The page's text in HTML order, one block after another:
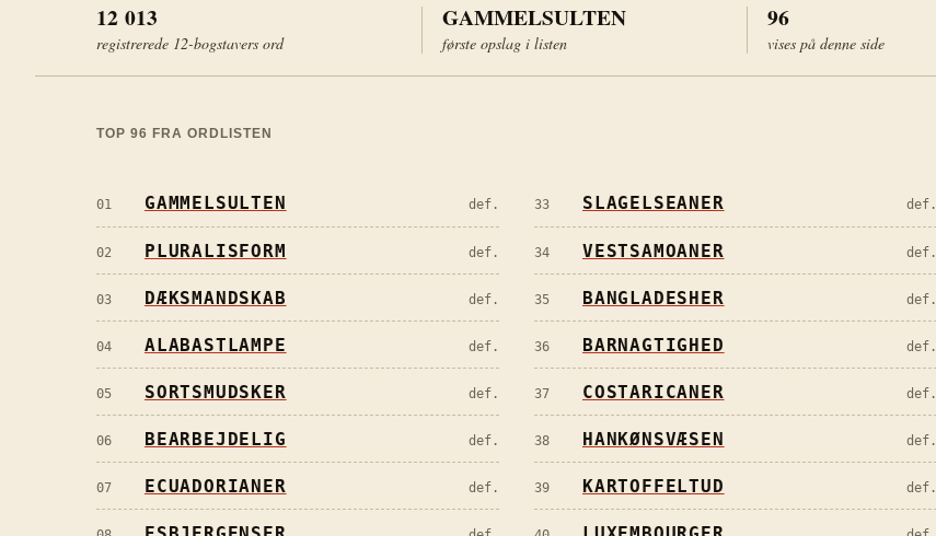
12 013
registrerede 12-bogstavers ord
GAMMELSULTEN
første opslag i listen
96
vises på denne side
TOP 96 FRA ORDLISTEN
01 GAMMELSULTEN def.
02 PLURALISFORM def.
03 DÆKSMANDSKAB def.
04 ALABASTLAMPE def.
05 SORTSMUDSKER def.
06 BEARBEJDELIG def.
07 ECUADORIANER def.
33 SLAGELSEANER def.
34 VESTSAMOANER def.
35 BANGLADESHER def.
36 BARNAGTIGHED def.
37 COSTARICANER def.
38 HANKØNSVÆSEN def.
39 KARTOFFELTUD def.